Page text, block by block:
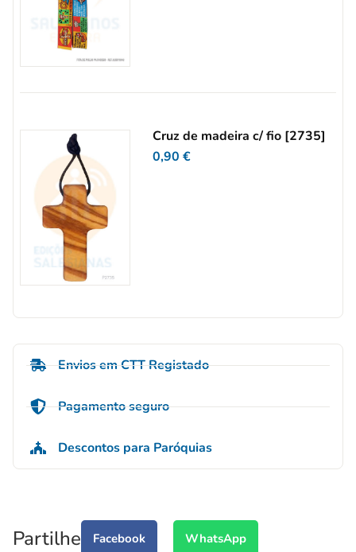
Cruz de madeira c/ fio [2735]
0,90€
Envios em CTT Registado
Pagamento seguro
Descontos para Paróquias
Partilhe Facebook WhatsApp